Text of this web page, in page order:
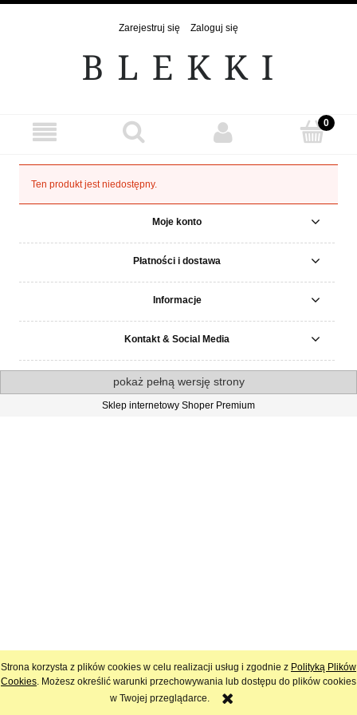
Strona korzysta z plików cookies w celu realizacji usług i zgodnie z Polityką Plików
Cookies. Możesz określić warunki przechowywania lub dostępu do plików cookies
w Twojej przeglądarce.
Zarejestruj się Zaloguj się
Ten produkt jest niedostępny.
Moje konto
Płatności i dostawa
Informacje
Kontakt & Social Media
pokaż pełną wersję strony
Sklep internetowy Shoper Premium